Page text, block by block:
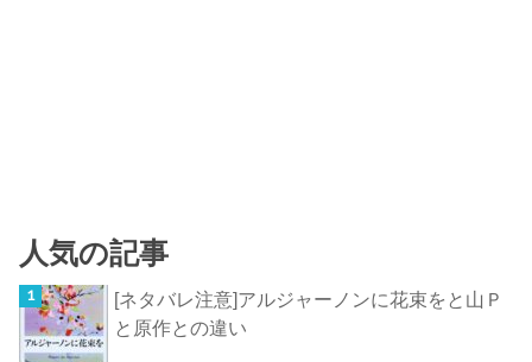
人気の記事
[ネタバレ注意]アルジャーノンに花束をと山Ｐ
と原作との違い